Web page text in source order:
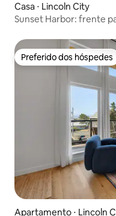
Casa ⋅ Lincoln City
Sunset Harbor: frente
Preferido dos hóspedes
Preferido dos hóspedes
Apartamento ⋅ Lincoln